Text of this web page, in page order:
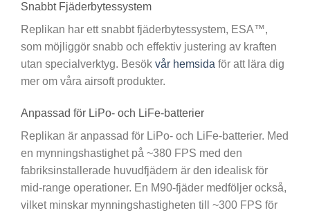
Snabbt Fjäderbytessystem
Replikan har ett snabbt fjäderbytessystem, ESA™,
som möjliggör snabb och effektiv justering av kraften
utan specialverktyg. Besök vår hemsida för att lära dig
mer om våra airsoft produkter.
Anpassad för LiPo- och LiFe-batterier
Replikan är anpassad för LiPo- och LiFe-batterier. Med
en mynningshastighet på ~380 FPS med den
fabriksinstallerade huvudfjädern är den idealisk för
mid-range operationer. En M90-fjäder medföljer också,
vilket minskar mynningshastigheten till ~300 FPS för